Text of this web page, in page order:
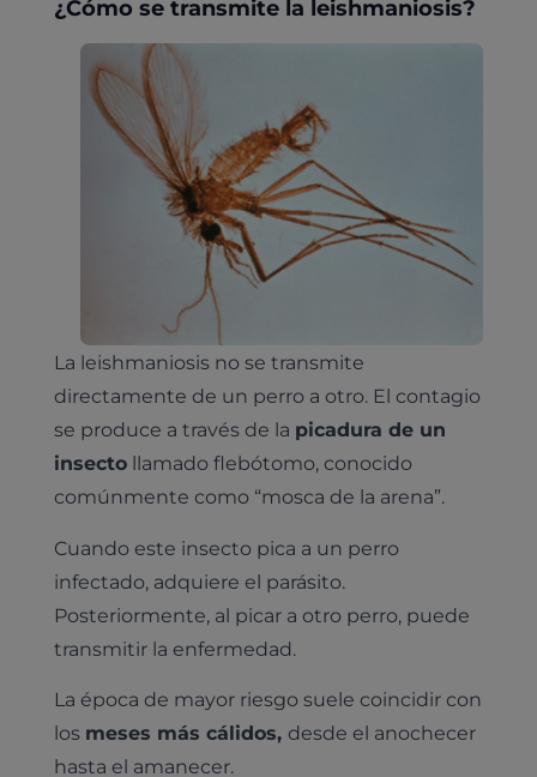
¿Cómo se transmite la leishmaniosis?
La leishmaniosis no se transmite
directamente de un perro a otro. El contagio
se produce a través de la picadura de un
insectollamado flebótomo, conocido
comúnmente como “mosca de la arena”.
Cuando este insecto pica a un perro
infectado, adquiere el parásito.
Posteriormente, al picar a otro perro, puede
transmitir la enfermedad.
La época de mayor riesgo suele coincidir con
los meses más cálidos, desde el anochecer
hasta el amanecer.